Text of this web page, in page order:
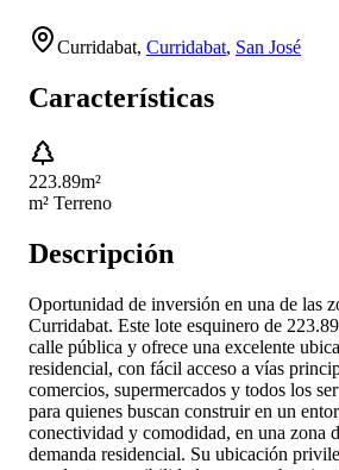
Curridabat, Curridabat, San José
Características
223.89m²
m² Terreno
Descripción
Oportunidad de inversión en una de las
Curridabat. Este lote esquinero de
calle pública y ofrece una excelente
residencial, con fácil acceso a vías
comercios, supermercados y todos los
para quienes buscan construir en un
conectividad y comodidad, en una zona
demanda residencial. Su ubicación